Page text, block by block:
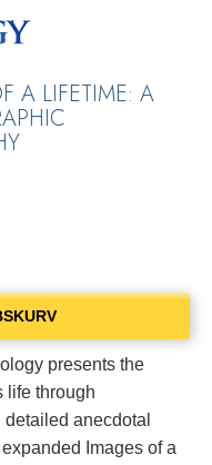
A LIFETIME: A
presents the
life through
anecdotal
Images of a